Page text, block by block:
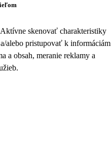
skenovať charakteristiky
alebo pristupovať k informáciám
a obsah, meranie reklamy a